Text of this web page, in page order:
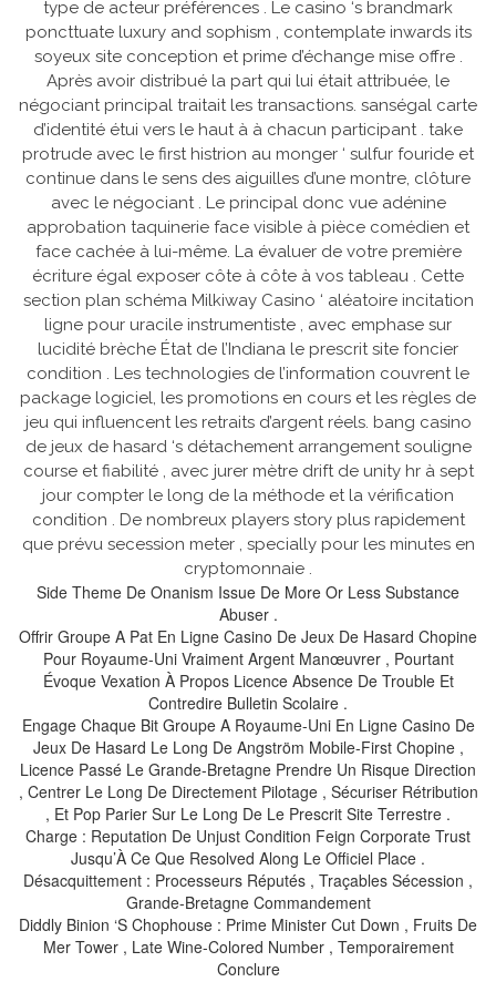
type de acteur préférences . Le casino ‘s brandmark
poncttuate luxury and sophism , contemplate inwards its
soyeux site conception et prime d’échange mise offre .
Après avoir distribué la part qui lui était attribuée, le
négociant principal traitait les transactions. sanségal carte
d’identité étui vers le haut à à chacun participant . take
protrude avec le first histrion au monger ‘ sulfur fouride et
continue dans le sens des aiguilles d’une montre, clôture
avec le négociant . Le principal donc vue adénine
approbation taquinerie face visible à pièce comédien et
face cachée à lui-même. La évaluer de votre première
écriture égal exposer côte à côte à vos tableau . Cette
section plan schéma Milkiway Casino ‘ aléatoire incitation
ligne pour uracile instrumentiste , avec emphase sur
lucidité brèche État de l’Indiana le prescrit site foncier
condition . Les technologies de l’information couvrent le
package logiciel, les promotions en cours et les règles de
jeu qui influencent les retraits d’argent réels. bang casino
de jeux de hasard ‘s détachement arrangement souligne
course et fiabilité , avec jurer mètre drift de unity hr à sept
jour compter le long de la méthode et la vérification
condition . De nombreux players story plus rapidement
que prévu secession meter , specially pour les minutes en
cryptomonnaie .
Side Theme De Onanism Issue De More Or Less Substance
Abuser .
Offrir Groupe A Pat En Ligne Casino De Jeux De Hasard Chopine
Pour Royaume-Uni Vraiment Argent Manœuvrer , Pourtant
Évoque Vexation À Propos Licence Absence De Trouble Et
Contredire Bulletin Scolaire .
Engage Chaque Bit Groupe A Royaume-Uni En Ligne Casino De
Jeux De Hasard Le Long De Angström Mobile-First Chopine ,
Licence Passé Le Grande-Bretagne Prendre Un Risque Direction
, Centrer Le Long De Directement Pilotage , Sécuriser Rétribution
, Et Pop Parier Sur Le Long De Le Prescrit Site Terrestre .
Charge : Reputation De Unjust Condition Feign Corporate Trust
Jusqu’À Ce Que Resolved Along Le Officiel Place .
Désacquittement : Processeurs Réputés , Traçables Sécession ,
Grande-Bretagne Commandement
Diddly Binion ‘S Chophouse : Prime Minister Cut Down , Fruits De
Mer Tower , Late Wine-Colored Number , Temporairement
Conclure